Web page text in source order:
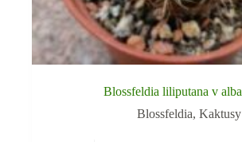
Blossfeldia liliputana v alba
Blossfeldia, Kaktusy